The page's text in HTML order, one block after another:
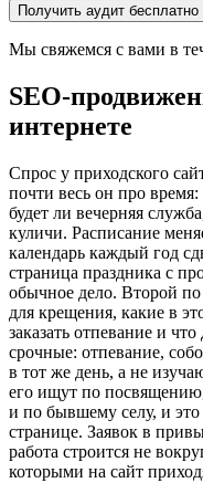
Получить аудит бесплатно
Мы свяжемся с вами в
SEO-
интернете
Спрос у приходского
почти весь он про время:
будет ли вечерняя
куличи. Расписание
календарь каждый год
страница праздника с
обычное дело. Второй
для крещения, какие в
заказать отпевание и
срочные: отпевание,
в тот же день, а не
его ищут по
и по бывшему селу, и это
странице. Заявок в
работа строится не
которыми на сайт